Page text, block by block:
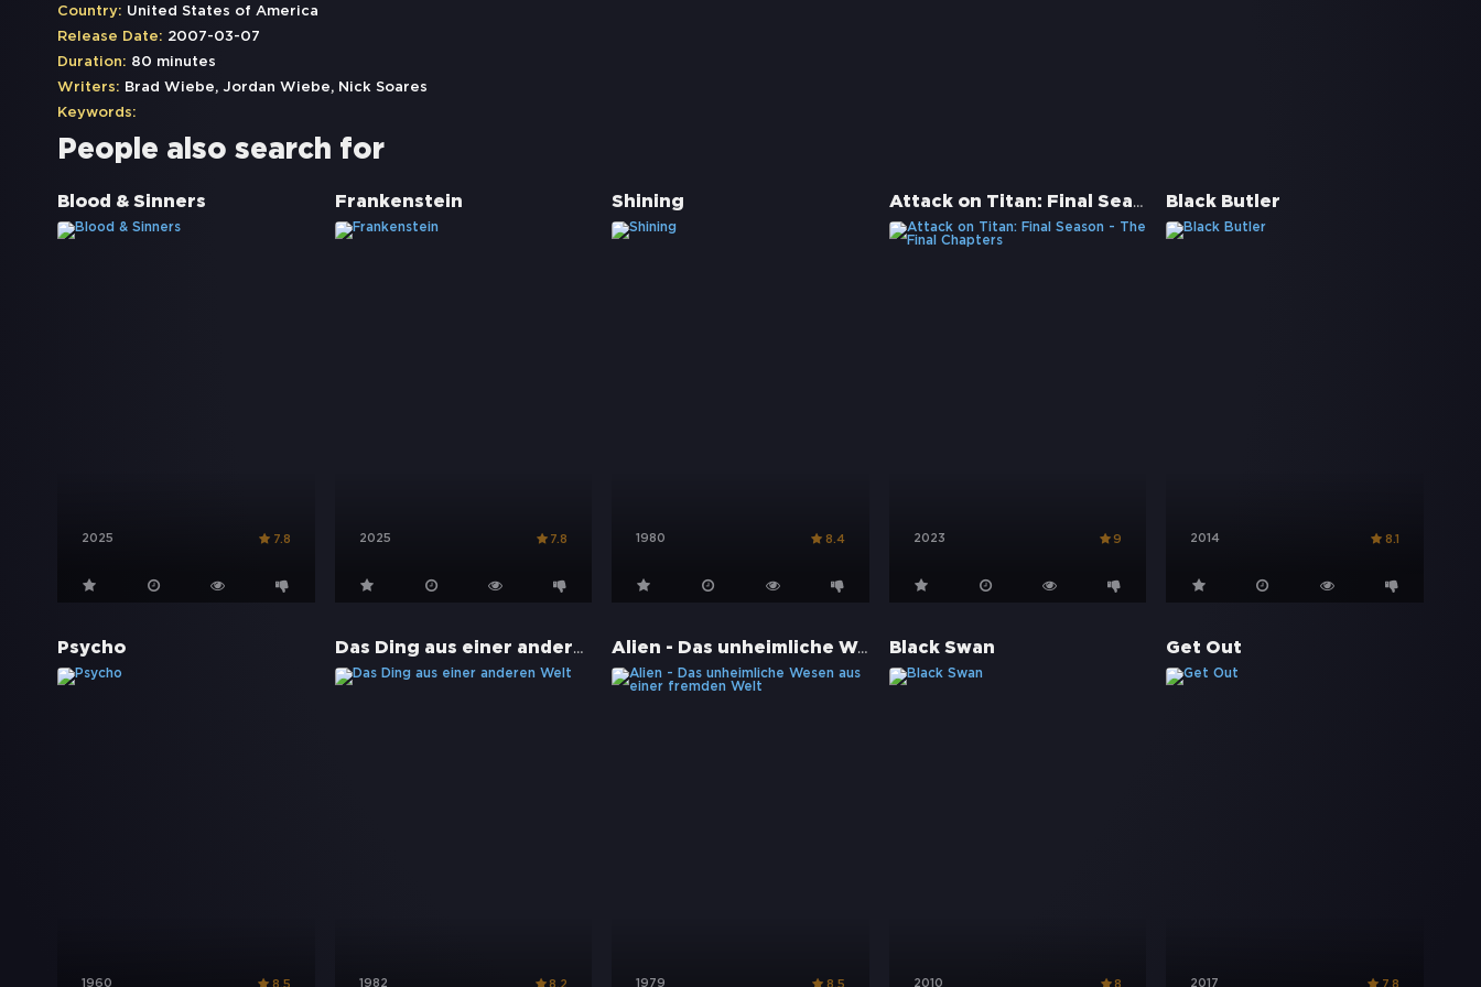
Country: United States of America
Release Date: 2007-03-07
Duration: 80 minutes
Writers: Brad Wiebe, Jordan Wiebe, Nick Soares
Keywords:
People also search for
Blood & Sinners
2025 7.8
Frankenstein
2025 7.8
Shining
1980 8.4
Attack on Titan: Final Season - The Final Chapters
2023 9
Black Butler
2014 8.1
Psycho
1960
Das Ding aus einer anderen Welt
1982
Alien - Das unheimliche Wesen aus einer fremden Welt
1979
Black Swan
2010
Get Out
2017